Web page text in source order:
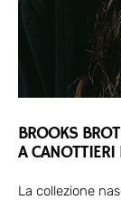
BROOKS
A CANOTTIERI
La collezione